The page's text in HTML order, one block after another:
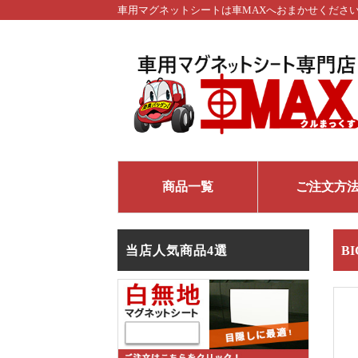
車用マグネットシートは車MAXへおまかせくださ
商品一覧 ご注文方
当店人気商品4選